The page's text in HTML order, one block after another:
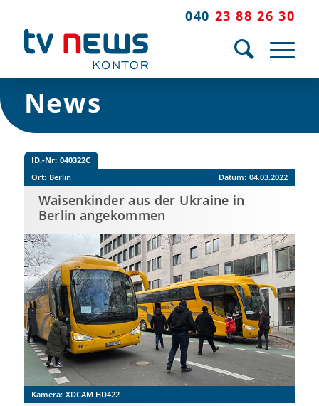
040 23 88 26 30
News
ID.-Nr: 040322C
Ort: Berlin Datum: 04.03.2022
Waisenkinder aus der Ukraine in
Berlin angekommen
Kamera: XDCAM HD422